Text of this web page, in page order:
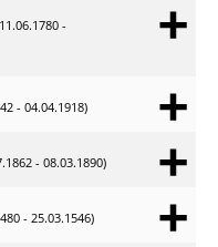
-
- 04.04.1918)
- 08.03.1890)
- 25.03.1546)